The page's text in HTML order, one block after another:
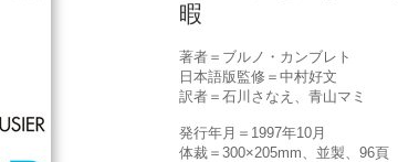
暇
著者＝ブルノ・カンブレト
日本語版監修＝中村好文
訳者＝石川さなえ、青山マミ
発行年月＝1997年10月
体裁＝300×205mm、並製、96頁